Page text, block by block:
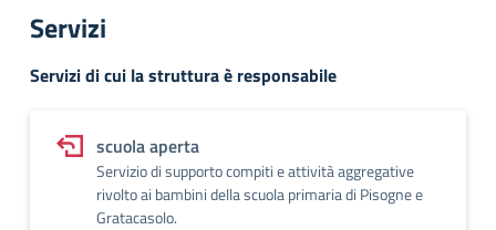
Servizi
Servizi di cui la struttura è responsabile
scuola aperta
Servizio di supporto compiti e attività aggregative
rivolto ai bambini della scuola primaria di Pisogne e
Gratacasolo.